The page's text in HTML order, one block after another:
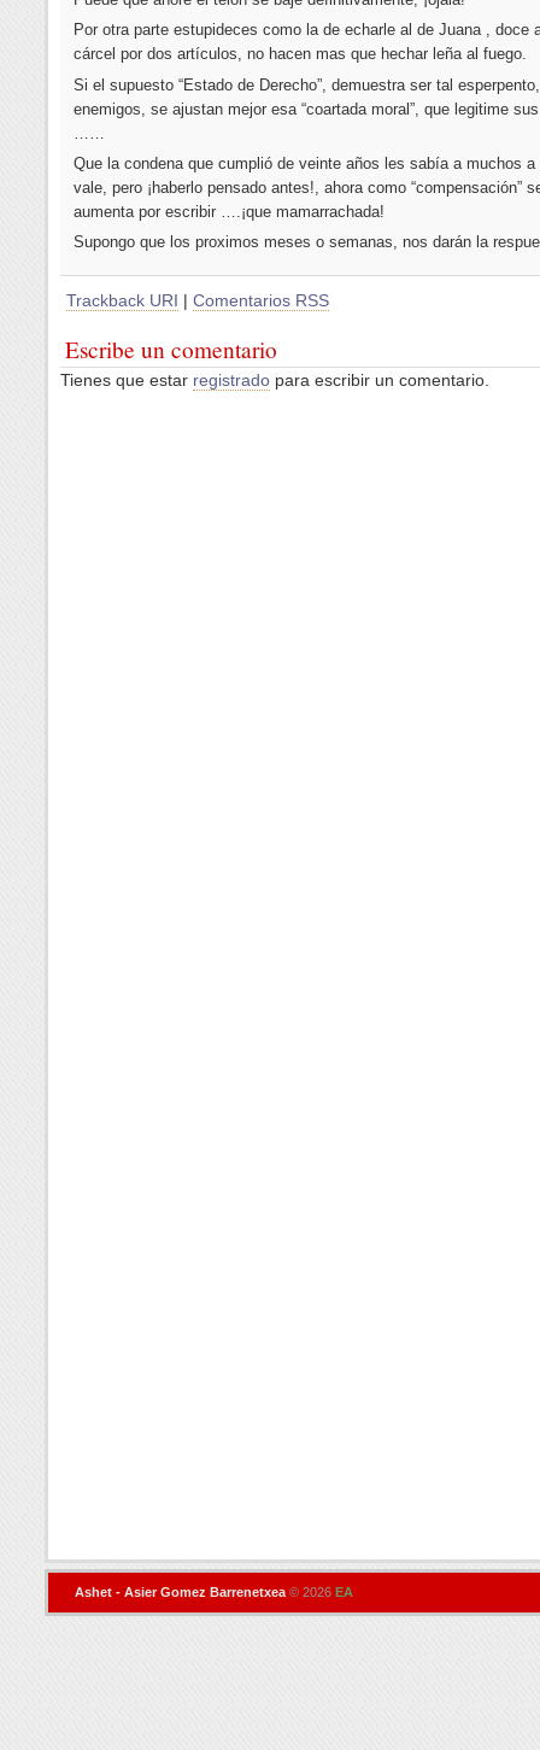
Por otra parte estupideces como la de echarle al de Juana , doce
cárcel por dos artículos, no hacen mas que hechar leña al fuego.
Si el supuesto “Estado de Derecho”, demuestra ser tal
enemigos, se ajustan mejor esa “coartada moral”, que legitime
Que la condena que cumplió de veinte años les sabía a muchos
vale, pero ¡haberlo pensado antes!, ahora como “compensación”
aumenta por escribir ….¡que mamarrachada!
Supongo que los proximos meses o semanas, nos darán la
Trackback URI | Comentarios RSS
Escribe un comentario
Tienes que estar registrado para escribir un comentario.
Ashet - Asier Gomez Barrenetxea © 2026 EA